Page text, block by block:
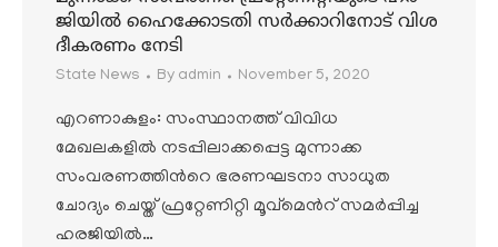
ജിയിൽ ഹൈക്കോടതി സർക്കാറിനോട് വിശ
ദീകരണം നേടി
State News By admin November 5, 2020
എറണാകുളം: സംസ്ഥാനത്ത് വിവിധ
മേഖലകളിൽ നടപ്പിലാക്കപ്പെട്ട മുന്നാക്ക
സംവരണത്തിൻറെ ഭരണഘടനാ സാധുത
ചോദ്യം ചെയ്ത് ഫ്രറ്റേണിറ്റി മൂവ്മെൻറ് സമർപ്പിച്ച
ഹരജിയിൽ…